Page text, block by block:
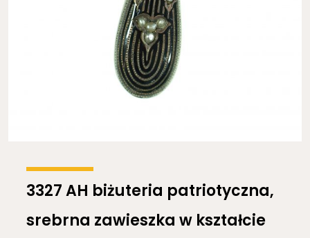
3327 AH biżuteria patriotyczna,
srebrna zawieszka w kształcie